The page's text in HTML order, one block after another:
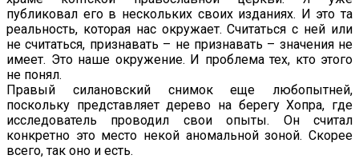
публиковал его в нескольких своих изданиях. И это та
реальность, которая нас окружает. Считаться с ней или
не считаться, признавать – не признавать – значения не
имеет. Это наше окружение. И проблема тех, кто этого
не понял.
Правый силановский снимок еще любопытней,
поскольку представляет дерево на берегу Хопра, где
исследователь проводил свои опыты. Он считал
конкретно это место некой аномальной зоной. Скорее
всего, так оно и есть.